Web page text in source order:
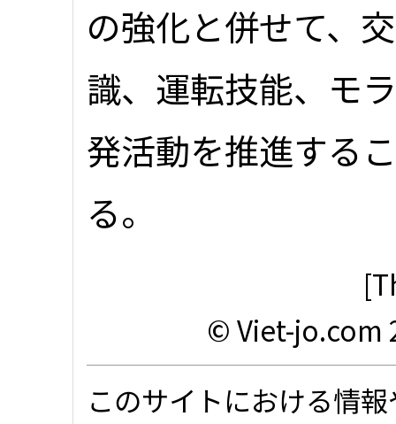
の強化と併せて、
識、運転技能、モ
発活動を推進する
る。
© Viet-jo.com
このサイトにおける情